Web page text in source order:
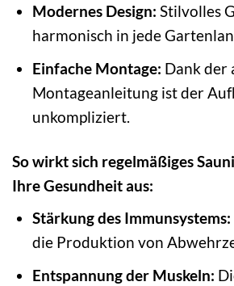
Modernes Design: Stilvolles
harmonisch in jede
Einfache Montage: Dank der
Montageanleitung ist der
unkompliziert.
So wirkt sich regelmäßiges
Ihre Gesundheit aus:
Stärkung des Immunsystems:
die Produktion von
Entspannung der Muskeln: